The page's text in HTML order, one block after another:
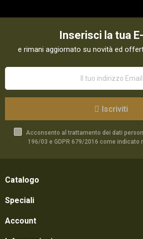
Inserisci la tua
e rimani aggiornato su novità ed
Iscriviti
Acconsento al trattamento dei dati
196/03 e GDPR 679/2016 come indicato
Catalogo
Speciali
Account